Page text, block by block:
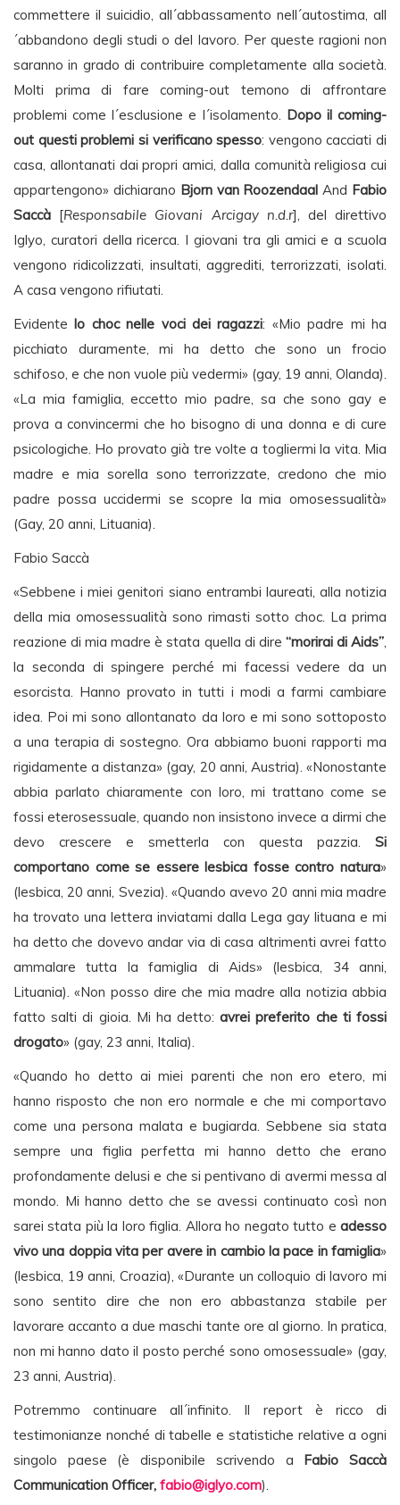
commettere il suicidio, all´abbassamento nell´autostima, all
´abbandono degli studi o del lavoro. Per queste ragioni non
saranno in grado di contribuire completamente alla società.
Molti prima di fare coming-out temono di affrontare
problemi come l´esclusione e l´isolamento. Dopo il coming-
out questi problemi si verificano spesso: vengono cacciati di
casa, allontanati dai propri amici, dalla comunità religiosa cui
appartengono» dichiarano Bjorn van Roozendaal And Fabio
Saccà [Responsabile Giovani Arcigay n.d.r], del direttivo
Iglyo, curatori della ricerca. I giovani tra gli amici e a scuola
vengono ridicolizzati, insultati, aggrediti, terrorizzati, isolati.
A casa vengono rifiutati.
Evidentelo choc nelle voci dei ragazzi: «Mio padre mi ha
picchiato duramente, mi ha detto che sono un frocio
schifoso, e che non vuole più vedermi» (gay, 19 anni, Olanda).
«La mia famiglia, eccetto mio padre, sa che sono gay e
prova a convincermi che ho bisogno di una donna e di cure
psicologiche. Ho provato già tre volte a togliermi la vita. Mia
madre e mia sorella sono terrorizzate, credono che mio
padre possa uccidermi se scopre la mia omosessualità»
(Gay, 20 anni, Lituania).
Fabio Saccà
«Sebbene i miei genitori siano entrambi laureati, alla notizia
della mia omosessualità sono rimasti sotto choc. La prima
reazione di mia madre è stata quella di dire “morirai di Aids”,
la seconda di spingere perché mi facessi vedere da un
esorcista. Hanno provato in tutti i modi a farmi cambiare
idea. Poi mi sono allontanato da loro e mi sono sottoposto
a una terapia di sostegno. Ora abbiamo buoni rapporti ma
rigidamente a distanza» (gay, 20 anni, Austria). «Nonostante
abbia parlato chiaramente con loro, mi trattano come se
fossi eterosessuale, quando non insistono invece a dirmi che
devo crescere e smetterla con questa pazzia. Si
comportano come se essere lesbica fosse contro natura»
(lesbica, 20 anni, Svezia). «Quando avevo 20 anni mia madre
ha trovato una lettera inviatami dalla Lega gay lituana e mi
ha detto che dovevo andar via di casa altrimenti avrei fatto
ammalare tutta la famiglia di Aids» (lesbica, 34 anni,
Lituania). «Non posso dire che mia madre alla notizia abbia
fatto salti di gioia. Mi ha detto:avrei preferito che ti fossi
drogato» (gay, 23 anni, Italia).
«Quando ho detto ai miei parenti che non ero etero, mi
hanno risposto che non ero normale e che mi comportavo
come una persona malata e bugiarda. Sebbene sia stata
sempre una figlia perfetta mi hanno detto che erano
profondamente delusi e che si pentivano di avermi messa al
mondo. Mi hanno detto che se avessi continuato così non
sarei stata più la loro figlia. Allora ho negato tutto e adesso
vivo una doppia vita per avere in cambio la pace in famiglia»
(lesbica, 19 anni, Croazia), «Durante un colloquio di lavoro mi
sono sentito dire che non ero abbastanza stabile per
lavorare accanto a due maschi tante ore al giorno. In pratica,
non mi hanno dato il posto perché sono omosessuale» (gay,
23 anni, Austria).
Potremmo continuare all´infinito. Il report è ricco di
testimonianze nonché di tabelle e statistiche relative a ogni
singolo paese (è disponibile scrivendo a Fabio Saccà
Communication Officer, fabio@iglyo.com).